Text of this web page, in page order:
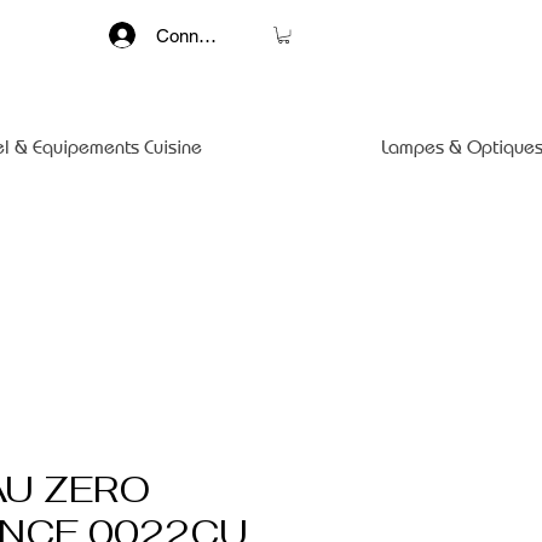
Connexion
& Equipements Cuisine Lampes &
ZERO